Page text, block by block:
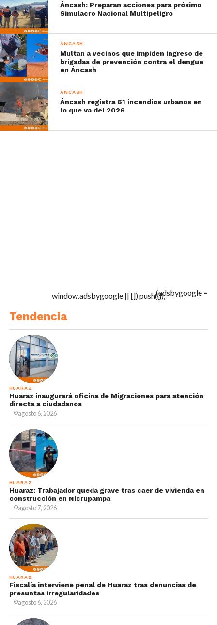
Áncash: Preparan acciones para próximo
Simulacro Nacional Multipeligro
ÁNCASH
Multan a vecinos que impiden ingreso de
brigadas de prevención contra el dengue
en Áncash
ÁNCASH
Áncash registra 61 incendios urbanos en
lo que va del 2026
(adsbygoogle =
window.adsbygoogle || []).push({});
Tendencia
HUARAZ
Huaraz inaugurará oficina de Migraciones para atención
directa a ciudadanos
agosto 6, 2026
HUARAZ
Huaraz: Trabajador queda grave tras caer de vivienda en
construcción en Nicrupampa
agosto 7, 2026
HUARAZ
Fiscalía interviene penal de Huaraz tras denuncias de
presuntas irregularidades
agosto 6, 2026